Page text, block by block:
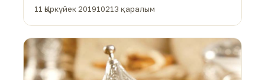
11 Қыркүйек 201910213 қаралым